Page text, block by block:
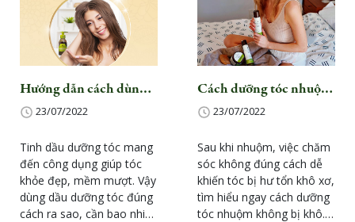
Hướng dẫn cách dùng
dầu dưỡng tóc đúng
cách
23/07/2022
Tinh dầu dưỡng tóc mang
đến công dụng giúp tóc
khỏe đẹp, mềm mượt. Vậy
dùng dầu dưỡng tóc đúng
cách ra sao, cần bao nhiêu
Cách dưỡng tóc nhuộm
không bị khô đúng
chuẩn tại nhà
23/07/2022
Sau khi nhuộm, việc chăm
sóc không đúng cách dễ
khiến tóc bị hư tổn khô xơ,
tìm hiểu ngay cách dưỡng
tóc nhuộm không bị khô.